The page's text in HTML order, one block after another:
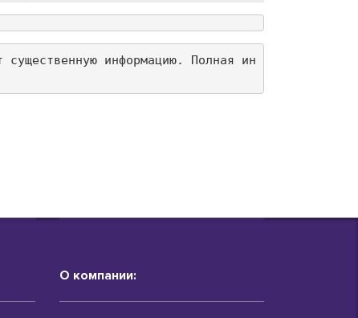
существенную информацию. Полная ин
О компании: